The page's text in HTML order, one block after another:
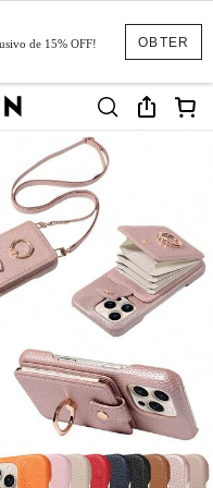
OBTER
de 15% OFF!